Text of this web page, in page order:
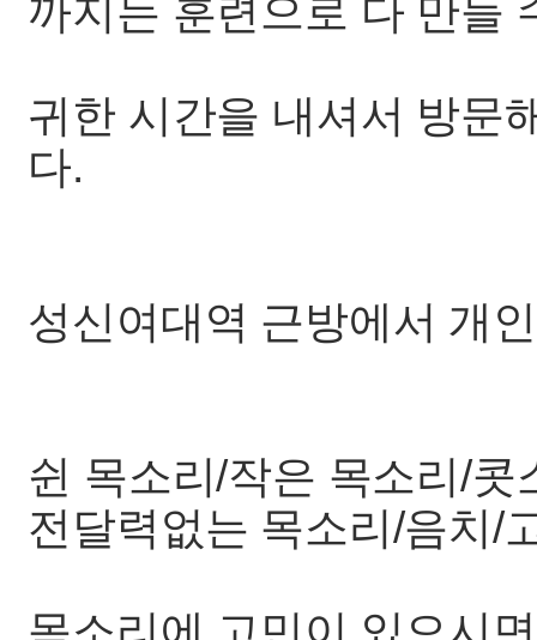
까지는 훈련으로 다 만들
귀한 시간을 내셔서 방문
다.
성신여대역 근방에서 개
쉰 목소리/작은 목소리/
전달력없는 목소리/음치/